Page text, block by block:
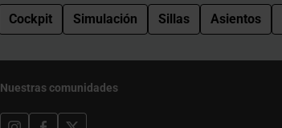
Cockpit Simulación Sillas Asientos
Nuestras comunidades